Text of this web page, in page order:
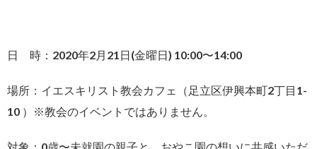
日 時：2020年2月21日(金曜日) 10:00〜14:00
場所：イエスキリスト教会カフェ（足立区伊興本町2丁目1-
10 ）※教会のイベントではありません。
対象：0歳〜未就園の親子と、おやこ園の想いに共感いただ